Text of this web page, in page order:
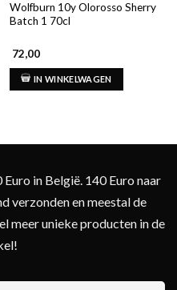
Wolfburn 10y Olorosso Sherry
Batch 1 70cl
72,00
IN WINKELWAGEN
in België. 140 Euro naar
verzonden en meestal de
meer unieke producten in de